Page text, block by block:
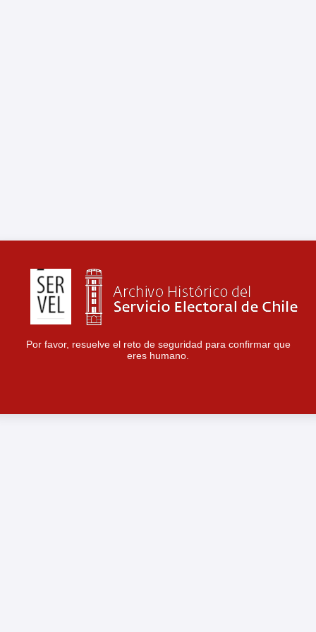
Por favor, resuelve el reto de seguridad para confirmar que
eres humano.